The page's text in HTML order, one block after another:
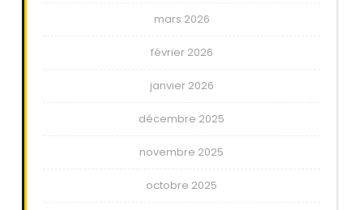
mars 2026
février 2026
janvier 2026
décembre 2025
novembre 2025
octobre 2025